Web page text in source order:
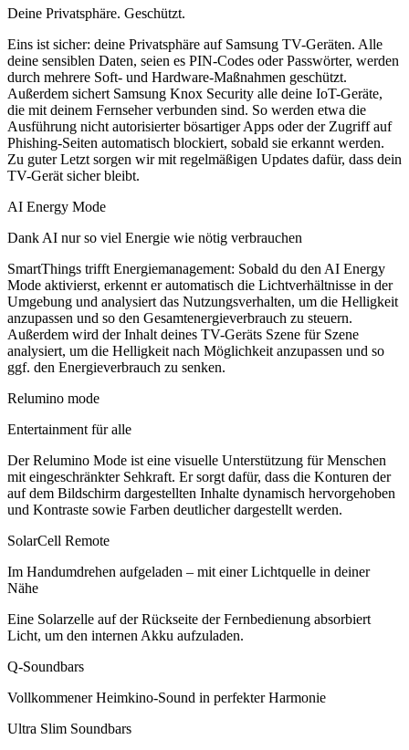
Deine Privatsphäre. Geschützt.
Eins ist sicher: deine Privatsphäre auf Samsung TV-Geräten. Alle
deine sensiblen Daten, seien es PIN-Codes oder Passwörter, werden
durch mehrere Soft- und Hardware-Maßnahmen geschützt.
Außerdem sichert Samsung Knox Security alle deine IoT-Geräte,
die mit deinem Fernseher verbunden sind. So werden etwa die
Ausführung nicht autorisierter bösartiger Apps oder der Zugriff auf
Phishing-Seiten automatisch blockiert, sobald sie erkannt werden.
Zu guter Letzt sorgen wir mit regelmäßigen Updates dafür, dass dein
TV-Gerät sicher bleibt.
AI Energy Mode
Dank AI nur so viel Energie wie nötig verbrauchen
SmartThings trifft Energiemanagement: Sobald du den AI Energy
Mode aktivierst, erkennt er automatisch die Lichtverhältnisse in der
Umgebung und analysiert das Nutzungsverhalten, um die Helligkeit
anzupassen und so den Gesamtenergieverbrauch zu steuern.
Außerdem wird der Inhalt deines TV-Geräts Szene für Szene
analysiert, um die Helligkeit nach Möglichkeit anzupassen und so
ggf. den Energieverbrauch zu senken.
Relumino mode
Entertainment für alle
Der Relumino Mode ist eine visuelle Unterstützung für Menschen
mit eingeschränkter Sehkraft. Er sorgt dafür, dass die Konturen der
auf dem Bildschirm dargestellten Inhalte dynamisch hervorgehoben
und Kontraste sowie Farben deutlicher dargestellt werden.
SolarCell Remote
Im Handumdrehen aufgeladen – mit einer Lichtquelle in deiner
Nähe
Eine Solarzelle auf der Rückseite der Fernbedienung absorbiert
Licht, um den internen Akku aufzuladen.
Q-Soundbars
Vollkommener Heimkino-Sound in perfekter Harmonie
Ultra Slim Soundbars